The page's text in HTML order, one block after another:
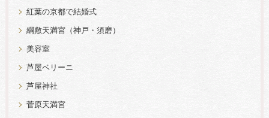
紅葉の京都で結婚式
綱敷天満宮（神戸・須磨）
美容室
芦屋ベリーニ
芦屋神社
菅原天満宮